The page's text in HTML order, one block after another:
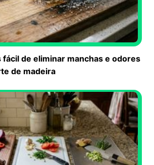
fácil de eliminar manchas e odores
de madeira